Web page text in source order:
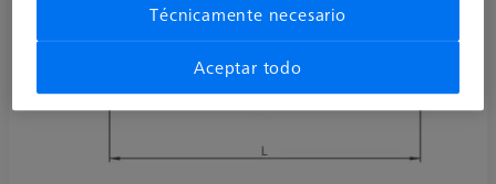
Técnicamente necesario
Aceptar todo